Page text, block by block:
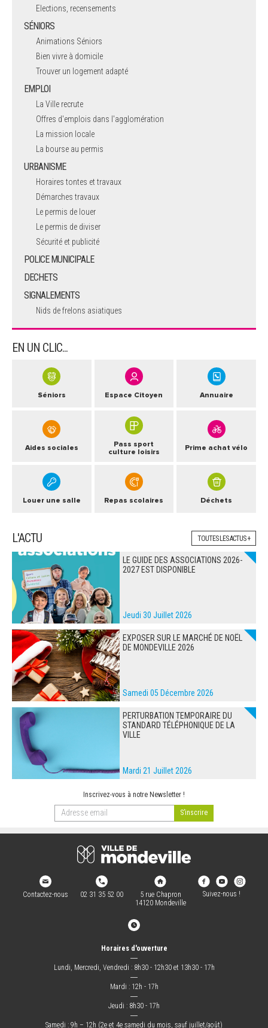
Elections, recensements
SÉNIORS
Animations Séniors
Bien vivre à domicile
Trouver un logement adapté
EMPLOI
La Ville recrute
Offres d'emplois dans l'agglomération
La mission locale
La bourse au permis
URBANISME
Horaires tontes et travaux
Démarches travaux
Le permis de louer
Le permis de diviser
Sécurité et publicité
POLICE MUNICIPALE
DECHETS
SIGNALEMENTS
Nids de frelons asiatiques
EN UN CLIC...
Séniors Espace Citoyen Annuaire
Aides sociales
Pass sport
culture loisirs
Prime achat vélo
Louer une salle Repas scolaires Déchets
L'ACTU TOUTES LES ACTUS +
LE GUIDE DES ASSOCIATIONS 2026-
2027 EST DISPONIBLE
Jeudi 30 Juillet 2026
EXPOSER SUR LE MARCHÉ DE NOËL
DE MONDEVILLE 2026
Samedi 05 Décembre 2026
PERTURBATION TEMPORAIRE DU
STANDARD TÉLÉPHONIQUE DE LA
VILLE
Mardi 21 Juillet 2026
Inscrivez-vous à notre Newsletter !
Contactez-nous 02 31 35 52 00
5 rue Chapron
14120 Mondeville
Suivez-nous !
Horaires d'ouverture
―
Lundi, Mercredi, Vendredi : 8h30 - 12h30 et 13h30 - 17h
―
Mardi : 12h - 17h
―
Jeudi : 8h30 - 17h
―
Samedi : 9h – 12h (2e et 4e samedi du mois, sauf juillet/août)